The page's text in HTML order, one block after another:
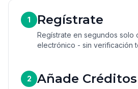
1 Regístrate
Regístrate en segundos solo
electrónico - sin verificación
2 Añade Créditos